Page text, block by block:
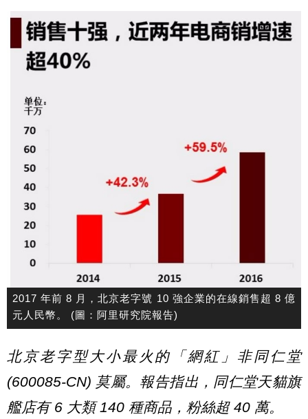
2017 年前 8 月，北京老字號 10 強企業的在線銷售超 8 億
元人民幣。 (圖：阿里研究院報告)
北京老字型大小最火的「網紅」非同仁堂
(600085-CN) 莫屬。報告指出，同仁堂天貓旗
艦店有 6 大類 140 種商品，粉絲超 40 萬。